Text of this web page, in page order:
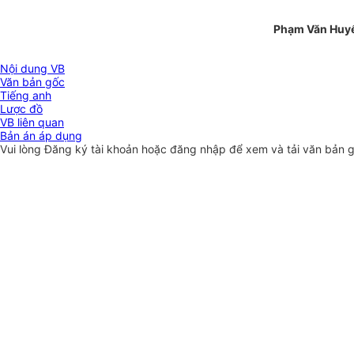
Phạm Văn
Nội dung VB
Văn bản gốc
Tiếng anh
Lược đồ
VB liên quan
Bản án áp dụng
Vui lòngĐăng ký tài khoản hoặc đăng nhập để xem và tải văn bản